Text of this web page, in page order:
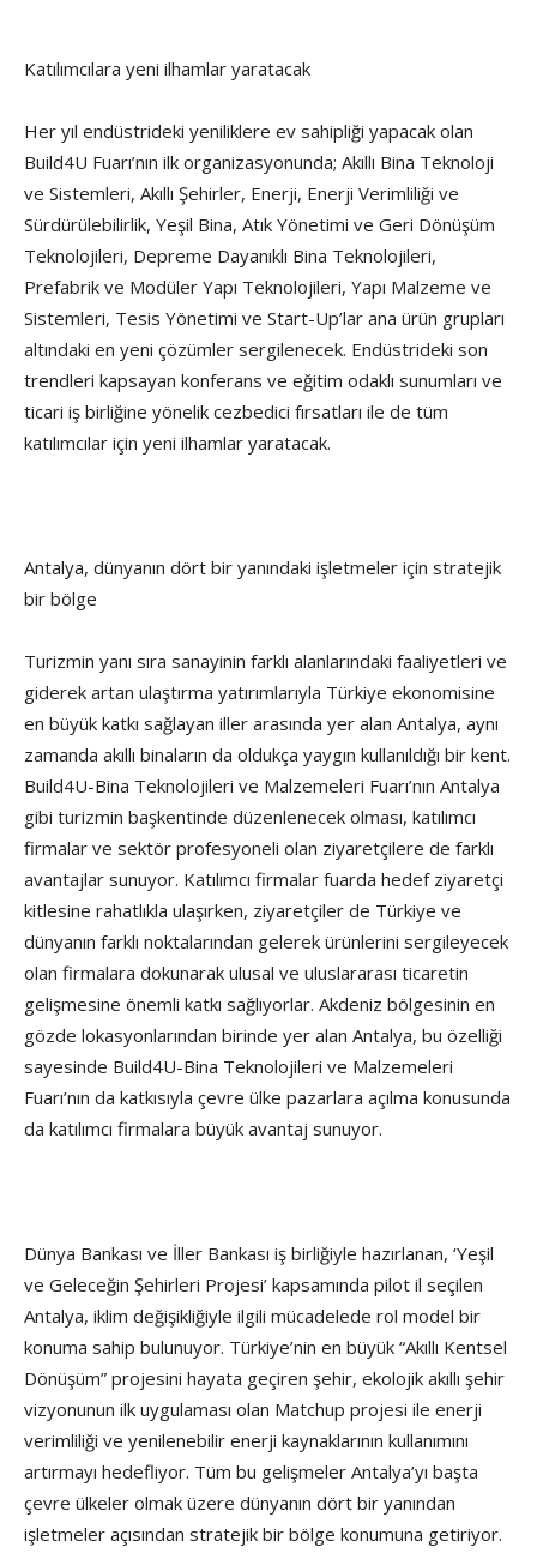
Katılımcılara yeni ilhamlar yaratacak
Her yıl endüstrideki yeniliklere ev sahipliği yapacak olan
Build4U Fuarı’nın ilk organizasyonunda; Akıllı Bina Teknoloji
ve Sistemleri, Akıllı Şehirler, Enerji, Enerji Verimliliği ve
Sürdürülebilirlik, Yeşil Bina, Atık Yönetimi ve Geri Dönüşüm
Teknolojileri, Depreme Dayanıklı Bina Teknolojileri,
Prefabrik ve Modüler Yapı Teknolojileri, Yapı Malzeme ve
Sistemleri, Tesis Yönetimi ve Start-Up’lar ana ürün grupları
altındaki en yeni çözümler sergilenecek. Endüstrideki son
trendleri kapsayan konferans ve eğitim odaklı sunumları ve
ticari iş birliğine yönelik cezbedici fırsatları ile de tüm
katılımcılar için yeni ilhamlar yaratacak.
Antalya, dünyanın dört bir yanındaki işletmeler için stratejik
bir bölge
Turizmin yanı sıra sanayinin farklı alanlarındaki faaliyetleri ve
giderek artan ulaştırma yatırımlarıyla Türkiye ekonomisine
en büyük katkı sağlayan iller arasında yer alan Antalya, aynı
zamanda akıllı binaların da oldukça yaygın kullanıldığı bir kent.
Build4U-Bina Teknolojileri ve Malzemeleri Fuarı’nın Antalya
gibi turizmin başkentinde düzenlenecek olması, katılımcı
firmalar ve sektör profesyoneli olan ziyaretçilere de farklı
avantajlar sunuyor. Katılımcı firmalar fuarda hedef ziyaretçi
kitlesine rahatlıkla ulaşırken, ziyaretçiler de Türkiye ve
dünyanın farklı noktalarından gelerek ürünlerini sergileyecek
olan firmalara dokunarak ulusal ve uluslararası ticaretin
gelişmesine önemli katkı sağlıyorlar. Akdeniz bölgesinin en
gözde lokasyonlarından birinde yer alan Antalya, bu özelliği
sayesinde Build4U-Bina Teknolojileri ve Malzemeleri
Fuarı’nın da katkısıyla çevre ülke pazarlara açılma konusunda
da katılımcı firmalara büyük avantaj sunuyor.
Dünya Bankası ve İller Bankası iş birliğiyle hazırlanan, ‘Yeşil
ve Geleceğin Şehirleri Projesi’ kapsamında pilot il seçilen
Antalya, iklim değişikliğiyle ilgili mücadelede rol model bir
konuma sahip bulunuyor. Türkiye’nin en büyük “Akıllı Kentsel
Dönüşüm” projesini hayata geçiren şehir, ekolojik akıllı şehir
vizyonunun ilk uygulaması olan Matchup projesi ile enerji
verimliliği ve yenilenebilir enerji kaynaklarının kullanımını
artırmayı hedefliyor. Tüm bu gelişmeler Antalya’yı başta
çevre ülkeler olmak üzere dünyanın dört bir yanından
işletmeler açısından stratejik bir bölge konumuna getiriyor.